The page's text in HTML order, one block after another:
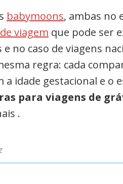
Kindle
babymoons, ambas no
viagem que pode ser
no caso de viagens
regra: cada
idade gestacional e o
para viagens de
.